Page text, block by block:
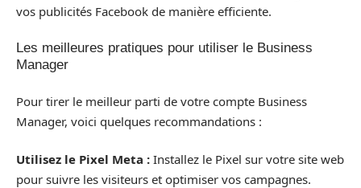
vos publicités Facebook de manière efficiente.
Les meilleures pratiques pour utiliser le Business
Manager
Pour tirer le meilleur parti de votre compte Business
Manager, voici quelques recommandations :
Utilisez le Pixel Meta : Installez le Pixel sur votre site web
pour suivre les visiteurs et optimiser vos campagnes.